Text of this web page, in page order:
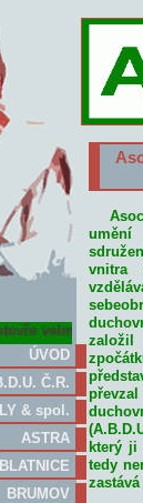
velmi
ÚVOD
Č.R.
& spol.
ASTRA
BLATNICE
BRUMOV
umění
vnitra
který ji
tedy